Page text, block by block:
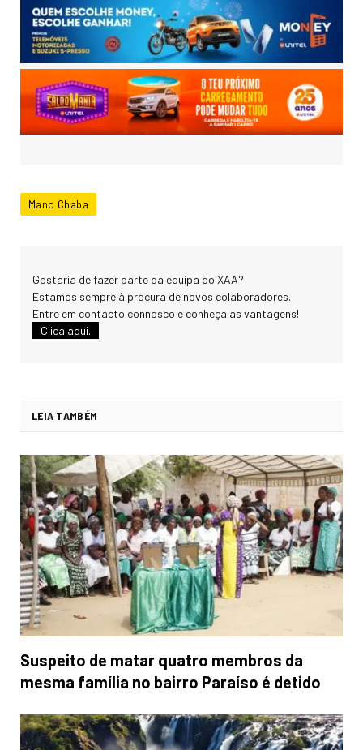
Mano Chaba
Gostaria de fazer parte da equipa do XAA?
Estamos sempre à procura de novos colaboradores.
Entre em contacto connosco e conheça as vantagens!
Clica aqui.
LEIA TAMBÉM
Suspeito de matar quatro membros da
mesma família no bairro Paraíso é detido